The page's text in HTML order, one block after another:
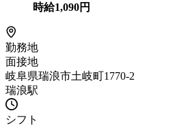
時給1,090円
勤務地
面接地
岐阜県瑞浪市土岐町1770-2
瑞浪駅
シフト